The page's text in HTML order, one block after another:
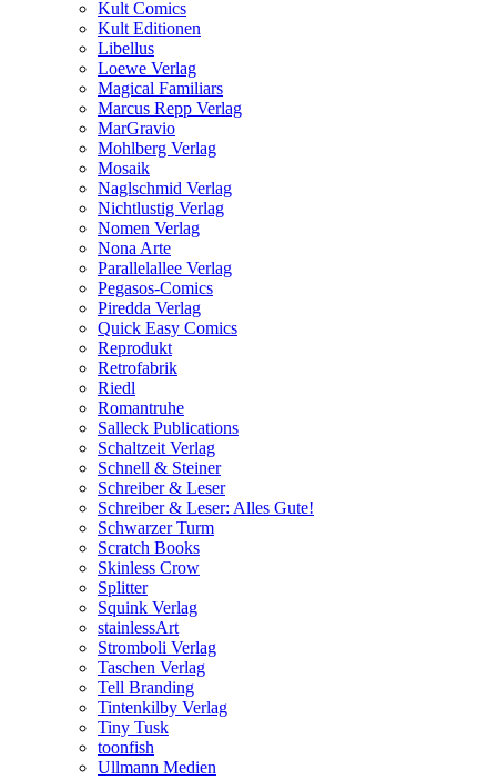
Kult Comics
Kult Editionen
Libellus
Loewe Verlag
Magical Familiars
Marcus Repp Verlag
MarGravio
Mohlberg Verlag
Mosaik
Naglschmid Verlag
Nichtlustig Verlag
Nomen Verlag
Nona Arte
Parallelallee Verlag
Pegasos-Comics
Piredda Verlag
Quick Easy Comics
Reprodukt
Retrofabrik
Riedl
Romantruhe
Salleck Publications
Schaltzeit Verlag
Schnell & Steiner
Schreiber & Leser
Schreiber & Leser: Alles Gute!
Schwarzer Turm
Scratch Books
Skinless Crow
Splitter
Squink Verlag
stainlessArt
Stromboli Verlag
Taschen Verlag
Tell Branding
Tintenkilby Verlag
Tiny Tusk
toonfish
Ullmann Medien